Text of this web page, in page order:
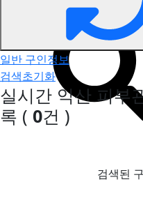
익산 피부관리 구인정보
일반 구인정보
검색초기화
실시간 익산 피부
록 ( 0건 )
검색된